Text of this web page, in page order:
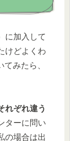
に加入して
けどよくわ
みたら、
れぞれ違う
ターに問い
の場合は出